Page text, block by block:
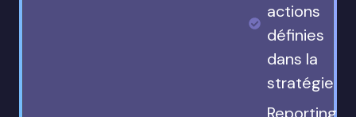
actions
définies
dans la
stratégie